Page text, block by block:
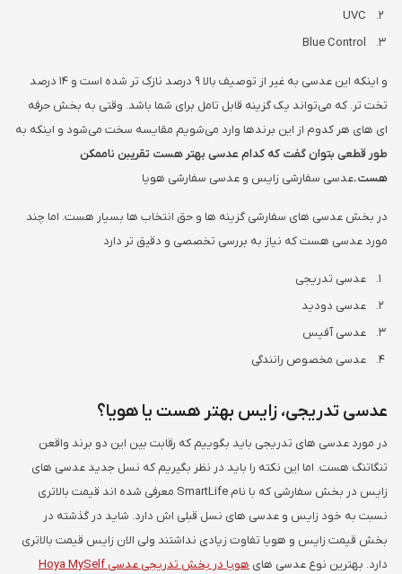
UVC
Blue Control
و اینکه این عدسی به غیر از توصیف بالا 9 درصد نازک تر شده است و 14 درصد
تخت تر. که می‌تواند یک گزینه قابل تامل برای شما باشد. وقتی به بخش حرفه
ای های هر کدوم از این برندها وارد می‌شویم مقایسه سخت می‌شود و اینکه به
طور قطعی بتوان گفت که کدام عدسی بهتر هست تقریبن ناممکن
هست.عدسی سفارشی زایس و عدسی سفارشی هویا
در بخش عدسی های سفارشی گزینه ها و حق انتخاب ها بسیار هست. اما چند
مورد عدسی هست که نیاز به بررسی تخصصی و دقیق تر دارد
عدسی تدریجی
عدسی دودید
عدسی آفیس
عدسی مخصوص رانندگی
عدسی تدریجی، زایس بهتر هست یا هویا؟
در مورد عدسی های تدریجی باید بگوییم که رقابت بین این دو برند واقعن
تنگاتنگ هست. اما این نکته را باید در نظر بگیریم که نسل جدید عدسی های
زایس در بخش سفارشی که با نام SmartLife معرفی شده اند قیمت بالاتری
نسبت به خود زایس و عدسی های نسل قبلی اش دارد. شاید در گذشته در
بخش قیمت زایس و هویا تفاوت زیادی نداشتند ولی الان زایس قیمت بالاتری
دارد. بهترین نوع عدسی های هویا در بخش تدریجی عدسی Hoya MySelf